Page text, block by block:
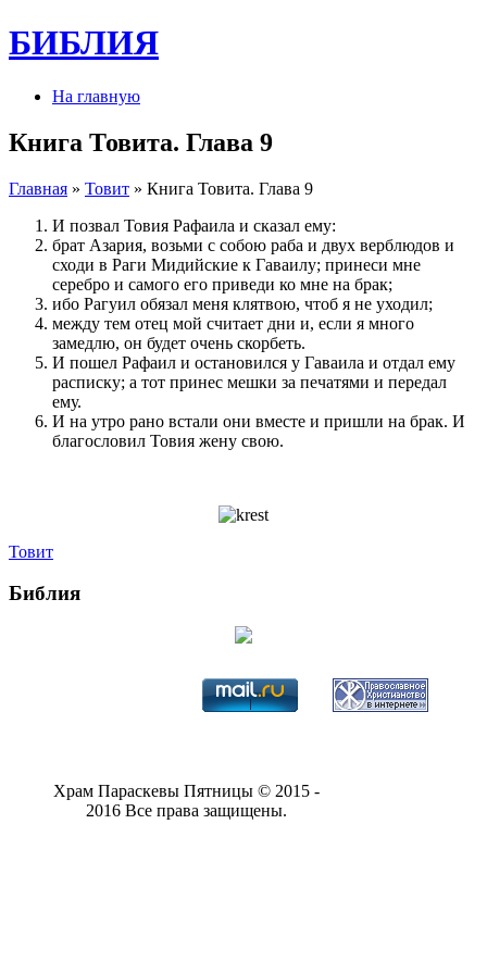
БИБЛИЯ
На главную
Книга Товита. Глава 9
Главная » Товит » Книга Товита. Глава 9
И по­звал Товия Рафаила и сказал ему:
брат Азария, возьми с собою раба и двух верблюдов и
сходи в Раги Мидийские к Гаваилу; при­неси мне
серебро и самого его при­веди ко мне на брак;
ибо Рагуил обязал меня клятвою, чтоб я не уходил;
между тем отец мой считает дни и, если я много
замедлю, он будет очень скорбеть.
И по­шел Рафаил и остановил­ся у Гаваила и отдал ему
расписку; а тот при­нес мешки за печатями и перед­ал
ему.
И на утро рано встали они вместе и при­шли на брак. И
благо­словил Товия жену свою.
Товит
Библия
Храм Параскевы Пятницы © 2015 -
2016 Все права защищены.